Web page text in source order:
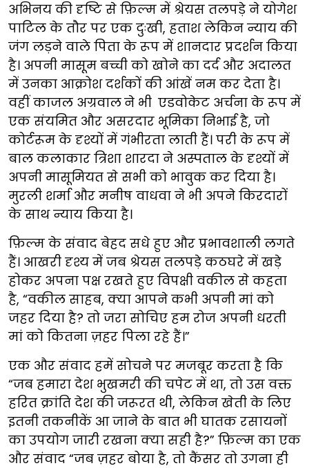
अभिनय की दृष्टि से फ़िल्म में श्रेयस तलपड़े ने योगेश
पाटिल के तौर पर एक दुःखी, हताश लेकिन न्याय की
जंग लड़ने वाले पिता के रूप में शानदार प्रदर्शन किया
है। अपनी मासूम बच्ची को खोने का दर्द और अदालत
में उनका आक्रोश दर्शकों की आंखें नम कर देता है।
वहीं काजल अग्रवालने भी एडवोकेट अर्चना के रूप में
एक संयमित और असरदार भूमिका निभाई है, जो
कोर्टरूम के दृश्यों में गंभीरता लाती हैं। परी के रूप में
बाल कलाकार त्रिशा शारदा ने अस्पताल के दृश्यों में
अपनी मासूमियत से सभी को भावुक कर दिया है।
मुरली शर्मा और मनीष वाधवा ने भी अपने किरदारों
के साथ न्याय किया है।
फ़िल्म के संवाद बेहद सधे हुए और प्रभावशाली लगते
हैं। आखरी दृश्य में जब श्रेयस तलपड़े कठघरे में खड़े
होकर अपना पक्ष रखते हुए विपक्षी वकील से कहता
है, “वकील साहब, क्या आपने कभी अपनी मां को
जहर दिया है? तो जरा सोचिए हम रोज अपनी धरती
मां को कितना ज़हर पिला रहे हैं।”
एक और संवाद हमें सोचने पर मजबूर करता है कि
“जब हमारा देश भुखमरी की चपेट में था, तो उस वक्त
हरित क्रांति देश की जरूरत थी, लेकिन खेती के लिए
इतनी तकनीकें आ जाने के बात भी घातक रसायनों
का उपयोग जारी रखना क्या सही है?” फ़िल्म का एक
और संवाद “जब ज़हर बोया है, तो कैंसर तो उगना ही